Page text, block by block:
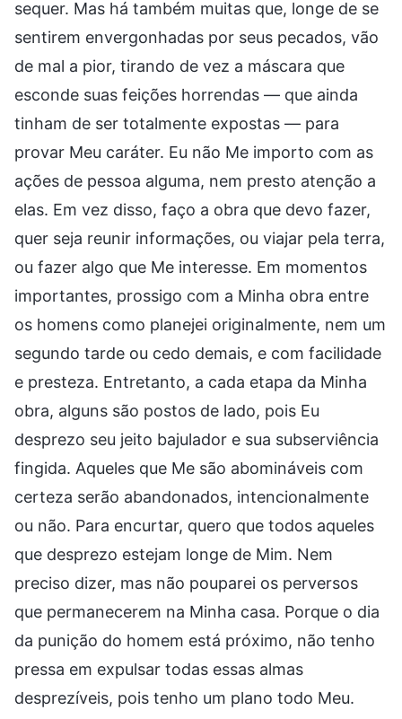
sequer. Mas há também muitas que, longe de se
sentirem envergonhadas por seus pecados, vão
de mal a pior, tirando de vez a máscara que
esconde suas feições horrendas — que ainda
tinham de ser totalmente expostas — para
provar Meu caráter. Eu não Me importo com as
ações de pessoa alguma, nem presto atenção a
elas. Em vez disso, faço a obra que devo fazer,
quer seja reunir informações, ou viajar pela terra,
ou fazer algo que Me interesse. Em momentos
importantes, prossigo com a Minha obra entre
os homens como planejei originalmente, nem um
segundo tarde ou cedo demais, e com facilidade
e presteza. Entretanto, a cada etapa da Minha
obra, alguns são postos de lado, pois Eu
desprezo seu jeito bajulador e sua subserviência
fingida. Aqueles que Me são abomináveis com
certeza serão abandonados, intencionalmente
ou não. Para encurtar, quero que todos aqueles
que desprezo estejam longe de Mim. Nem
preciso dizer, mas não pouparei os perversos
que permanecerem na Minha casa. Porque o dia
da punição do homem está próximo, não tenho
pressa em expulsar todas essas almas
desprezíveis, pois tenho um plano todo Meu.